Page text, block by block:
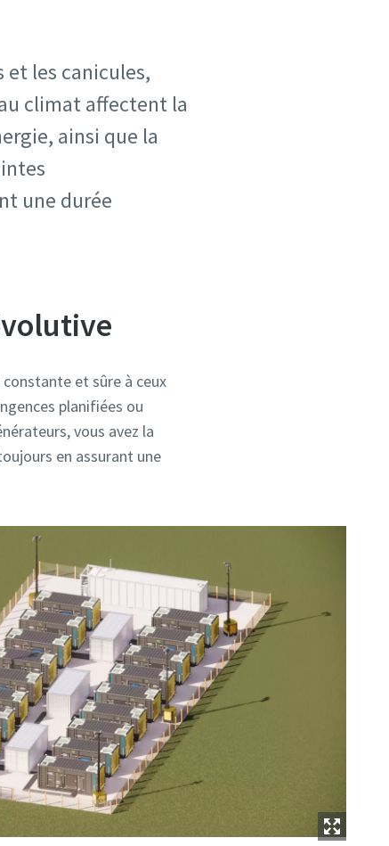
et les canicules,
climat affectent la
ainsi que la
une durée
et sûre à ceux
planifiées ou
vous avez la
en assurant une